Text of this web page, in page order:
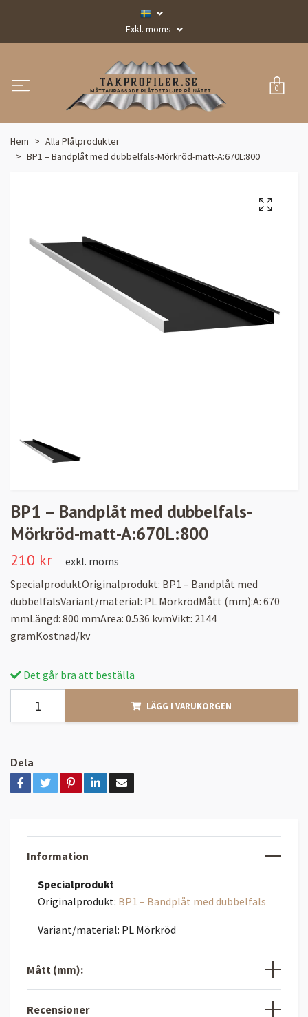
Exkl. moms
0
Hem
Alla Plåtprodukter
BP1 – Bandplåt med dubbelfals-Mörkröd-matt-A:670L:800
BP1 – Bandplåt med dubbelfals-
Mörkröd-matt-A:670L:800
210 kr
exkl. moms
SpecialproduktOriginalprodukt: BP1 – Bandplåt med
dubbelfalsVariant/material: PL MörkrödMått (mm):A: 670
mmLängd: 800 mmArea: 0.536 kvmVikt: 2144
gramKostnad/kv
Det går bra att beställa
LÄGG I VARUKORGEN
Dela
Information
Specialprodukt
Originalprodukt: BP1 – Bandplåt med dubbelfals
Variant/material: PL Mörkröd
Mått (mm):
Recensioner